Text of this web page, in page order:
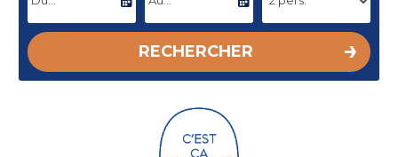
RECHERCHER